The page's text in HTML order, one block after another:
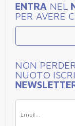
ENTRA NEL
PER AVERE
NON
NUOTO